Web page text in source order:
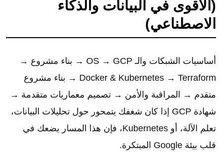
(الأقوى في البيانات والذكاء
الاصطناعي)
أساسيات الشبكات والـ OS → GCP → بناء مشروع →
Docker & Kubernetes → Terraform → بناء مشروع
متقدم → المراقبة والأمن → تصميم معماريات متقدمة →
شهادة GCP إذا كان شغفك يتمحور حول تحليلات البيانات،
تعلم الآلة، أو Kubernetes، فإن هذا المسار يضعك في
قلب بيئة Google المبتكرة.